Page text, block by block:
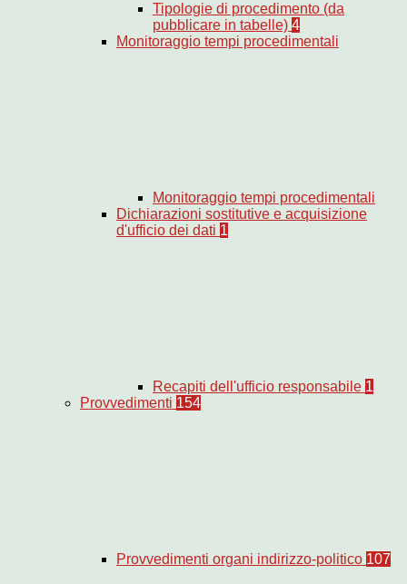
Tipologie di procedimento (da
pubblicare in tabelle) 4
Monitoraggio tempi procedimentali
Monitoraggio tempi procedimentali
Dichiarazioni sostitutive e acquisizione
d'ufficio dei dati 1
Recapiti dell'ufficio responsabile 1
Provvedimenti 154
Provvedimenti organi indirizzo-politico 107